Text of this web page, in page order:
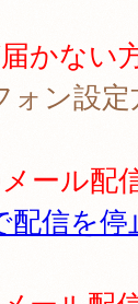
かない
ォン設定
ール配
配信を停